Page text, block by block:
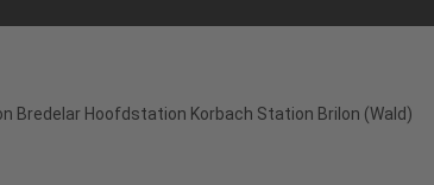
Bredelar Hoofdstation Korbach Station Brilon (Wald)